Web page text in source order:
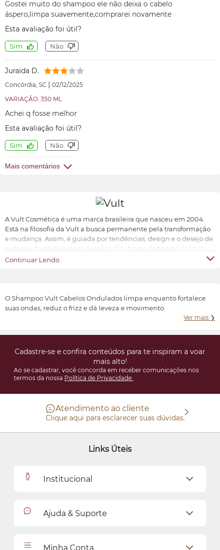
Gostei muito do shampoo ele não deixa o cabelo
áspero,limpa suavemente,comprarei novamente
Esta avaliação foi útil?
Sim Não
Juraida D.
Concórdia, SC | 02/12/2025
VARIAÇÃO: 350 ML
Achei q fosse melhor
Esta avaliação foi útil?
Sim Não
Mais comentários
A Vult Cosmética é uma marca brasileira que nasceu em 2004.
Está na filosofia da Vult a busca permanente pela transformação
e mudança. Assim, é guiada por tendências, design e o desejo de
se tornar fonte de beleza e realização. A grande Missão da Vult
Cosmética é oferecer ao universo feminino a possibilidade de ter
Continuar Lendo
O Shampoo Vult Cabelos Ondulados limpa enquanto fortalece
suas ondas, reduz o frizz e dá leveza e movimento.
Ver mais ❯
Cadastre-se e confira conteúdos para te inspiram a voar
mais alto!
Ao se cadastrar, você concorda em receber comunicações nos
termos da nossa Política de Privacidade .
Atendimento ao cliente
Clique aqui para esclarecer suas dúvidas.
Links Úteis
Institucional
Como Comprar
Ajuda & Suporte
Minha Conta